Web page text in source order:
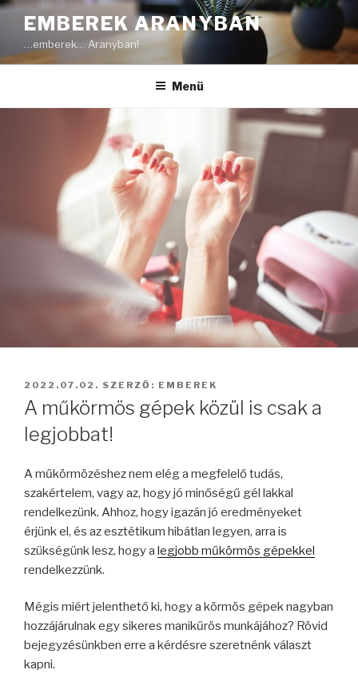
Tartalomhoz
EMBEREK ARANYBAN
…emberek… Aranyban!
Menü
BEKÜLDVE:
2022.07.02. SZERZŐ: EMBEREK
A műkörmös gépek közül is csak a
legjobbat!
A műkörmözéshez nem elég a megfelelő tudás,
szakértelem, vagy az, hogy jó minőségű gél lakkal
rendelkezünk. Ahhoz, hogy igazán jó eredményeket
érjünk el, és az esztétikum hibátlan legyen, arra is
szükségünk lesz, hogy a legjobb műkörmös gépekkel
rendelkezzünk.
Mégis miért jelenthető ki, hogy a körmös gépek nagyban
hozzájárulnak egy sikeres manikűrös munkájához? Rövid
bejegyzésünkben erre a kérdésre szeretnénk választ
kapni.